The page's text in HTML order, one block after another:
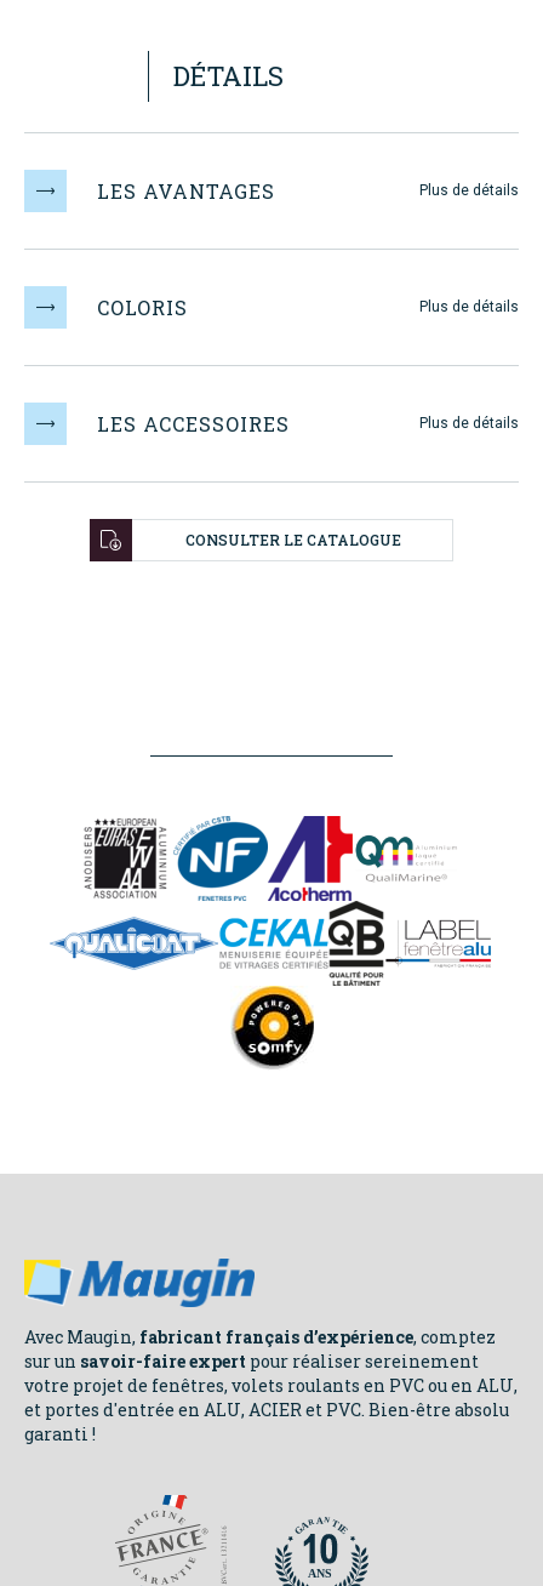
DECOUVREZ
CONSEILS
NOS
DÉTAILS
LES AVANTAGES Plus de détails
COLORIS Plus de détails
LES ACCESSOIRES Plus de détails
CONSULTER LE CATALOGUE
Avec Maugin, fabricant français d’expérience, comptez
sur un savoir-faire expert pour réaliser sereinement
votre projet de fenêtres, volets roulants en PVC ou en ALU,
et portes d'entrée en ALU, ACIER et PVC. Bien-être absolu
garanti !
GA TIE
ANS
GAR AN TIE
ANS